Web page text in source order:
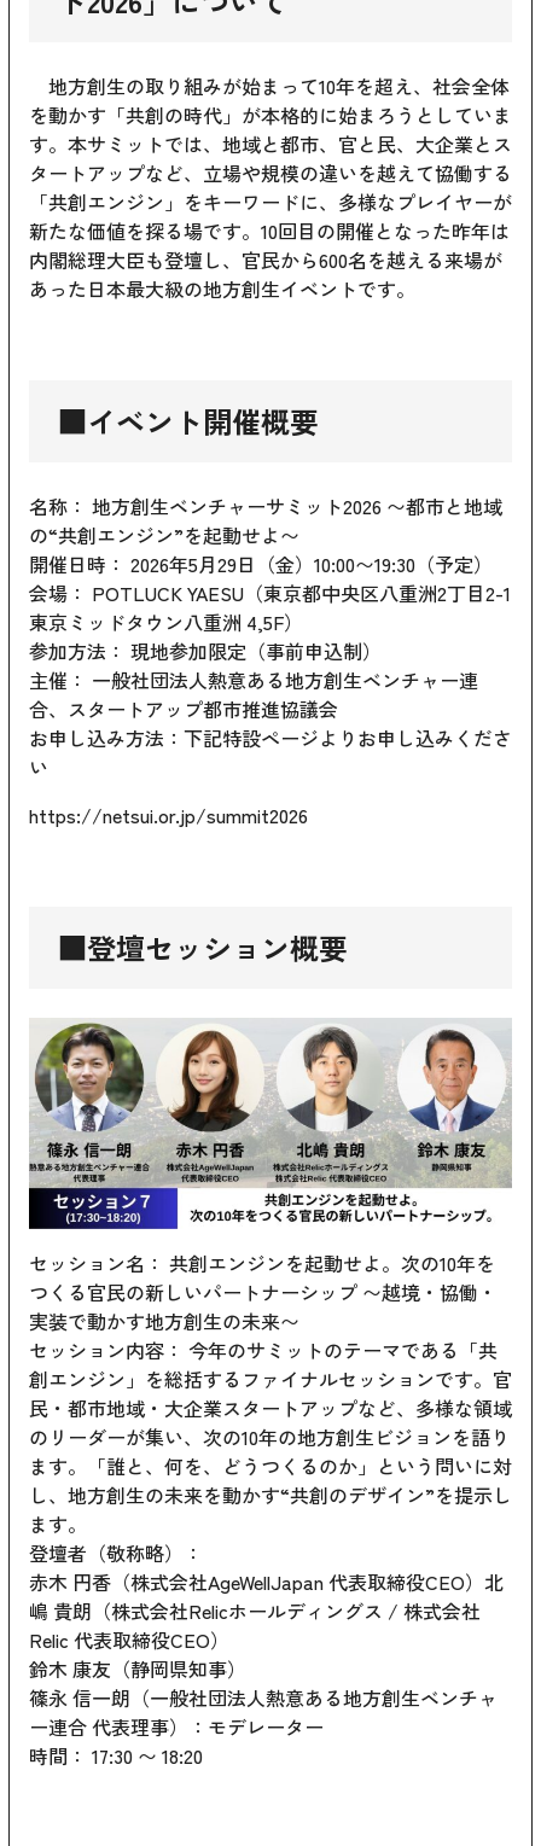
地方創生の取り組みが始まって10年を超え、社会全体
を動かす「共創の時代」が本格的に始まろうとしていま
す。本サミットでは、地域と都市、官と民、大企業とス
タートアップなど、立場や規模の違いを越えて協働する
「共創エンジン」をキーワードに、多様なプレイヤーが
新たな価値を探る場です。10回目の開催となった昨年は
内閣総理大臣も登壇し、官民から600名を越える来場が
あった日本最大級の地方創生イベントです。
■イベント開催概要
名称： 地方創生ベンチャーサミット2026 〜都市と地域
の“共創エンジン”を起動せよ〜
開催日時： 2026年5月29日（金）10:00〜19:30（予定）
会場： POTLUCK YAESU（東京都中央区八重洲2丁目2-1
東京ミッドタウン八重洲 4,5F）
参加方法： 現地参加限定（事前申込制）
主催： 一般社団法人熱意ある地方創生ベンチャー連
合、スタートアップ都市推進協議会
お申し込み方法：下記特設ページよりお申し込みくださ
い
https://netsui.or.jp/summit2026
■登壇セッション概要
セッション名： 共創エンジンを起動せよ。次の10年を
つくる官民の新しいパートナーシップ 〜越境・協働・
実装で動かす地方創生の未来〜
セッション内容： 今年のサミットのテーマである「共
創エンジン」を総括するファイナルセッションです。官
民・都市地域・大企業スタートアップなど、多様な領域
のリーダーが集い、次の10年の地方創生ビジョンを語り
ます。「誰と、何を、どうつくるのか」という問いに対
し、地方創生の未来を動かす“共創のデザイン”を提示し
ます。
登壇者（敬称略）：
赤木 円香（株式会社AgeWellJapan 代表取締役CEO）北
嶋 貴朗（株式会社Relicホールディングス / 株式会社
Relic 代表取締役CEO）
鈴木 康友（静岡県知事）
篠永 信一朗（一般社団法人熱意ある地方創生ベンチャ
ー連合 代表理事）：モデレーター
時間： 17:30 〜 18:20